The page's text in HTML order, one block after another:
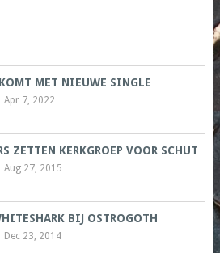
MET NIEUWE SINGLE
Apr 7, 2022
ZETTEN KERKGROEP VOOR SCHUT
Aug 27, 2015
BIJ OSTROGOTH
Dec 23, 2014